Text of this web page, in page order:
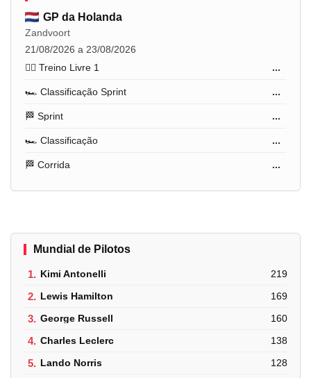
GP da Holanda
Zandvoort
21/08/2026 a 23/08/2026
🏋️‍♂️ Treino Livre 1
...
🏎️ Classificação Sprint ...
🏁 Sprint ...
🏎️ Classificação ...
🏁 Corrida ...
Mundial de Pilotos
1. Kimi Antonelli 219
2. Lewis Hamilton 169
3. George Russell 160
4. Charles Leclerc 138
5. Lando Norris 128